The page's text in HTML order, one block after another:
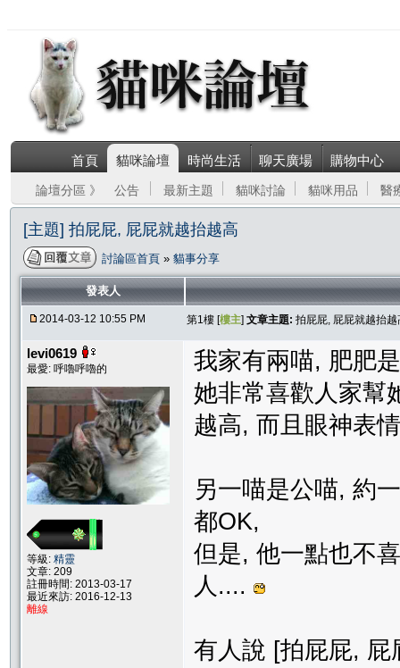
首頁 貓咪論壇 時尚生活 聊天廣場 購物中心
論壇分區 》 公告 最新主題 貓咪討論 貓咪用品 醫
[主題] 拍屁屁, 屁屁就越抬越高
討論區首頁 » 貓事分享
發表人
2014-03-12 10:55 PM 第1樓 [樓主] 文章主題: 拍屁屁, 屁屁就越抬越
levi0619
最愛: 呼嚕呼嚕的
等級: 精靈
文章: 209
註冊時間: 2013-03-17
最近來訪: 2016-12-13
離線
我家有兩喵, 肥肥
她非常喜歡人家幫
越高, 而且眼神表
另一喵是公喵, 約
都OK,
但是, 他一點也不
人....
有人說 [拍屁屁,